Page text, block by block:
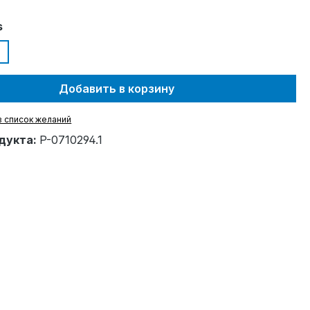
Добавить в корзину
список желаний
P-0710294.1